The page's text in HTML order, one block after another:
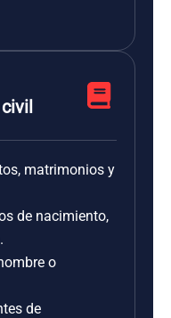
matrimonios y
de nacimiento,
o
de